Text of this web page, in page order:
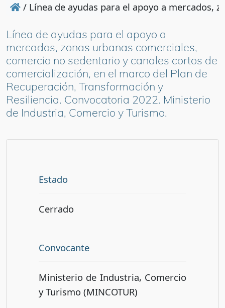
/ Línea de ayudas para el apoyo a mercados,
Línea de ayudas para el apoyo a
mercados, zonas urbanas comerciales,
comercio no sedentario y canales cortos de
comercialización, en el marco del Plan de
Recuperación, Transformación y
Resiliencia. Convocatoria 2022. Ministerio
de Industria, Comercio y Turismo.
Estado
Cerrado
Convocante
Ministerio de Industria, Comercio
y Turismo (MINCOTUR)